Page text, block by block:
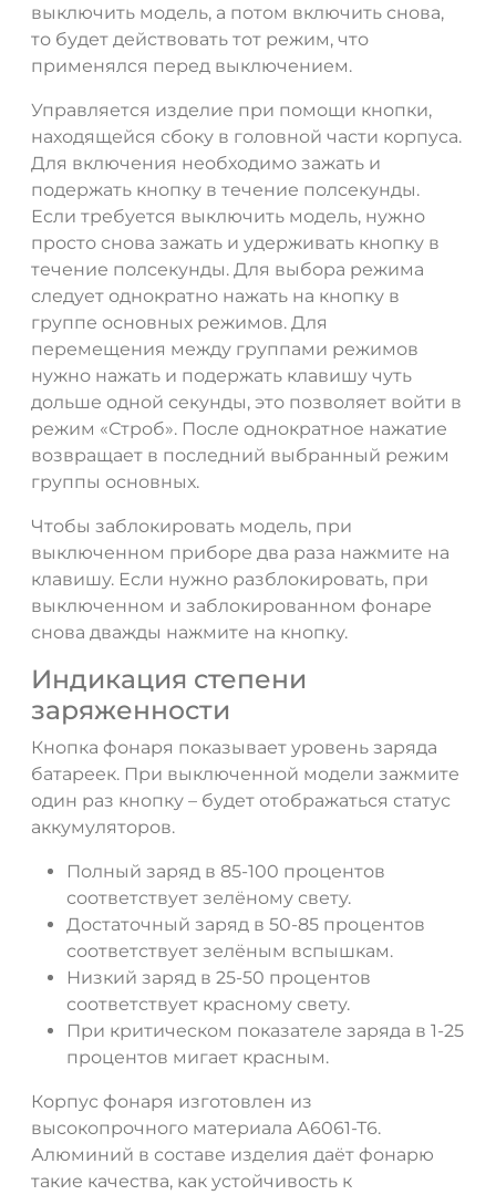
выключить модель, а потом включить снова,
то будет действовать тот режим, что
применялся перед выключением.
Управляется изделие при помощи кнопки,
находящейся сбоку в головной части корпуса.
Для включения необходимо зажать и
подержать кнопку в течение полсекунды.
Если требуется выключить модель, нужно
просто снова зажать и удерживать кнопку в
течение полсекунды. Для выбора режима
следует однократно нажать на кнопку в
группе основных режимов. Для
перемещения между группами режимов
нужно нажать и подержать клавишу чуть
дольше одной секунды, это позволяет войти в
режим «Строб». После однократное нажатие
возвращает в последний выбранный режим
группы основных.
Чтобы заблокировать модель, при
выключенном приборе два раза нажмите на
клавишу. Если нужно разблокировать, при
выключенном и заблокированном фонаре
снова дважды нажмите на кнопку.
Индикация степени
заряженности
Кнопка фонаря показывает уровень заряда
батареек. При выключенной модели зажмите
один раз кнопку – будет отображаться статус
аккумуляторов.
Полный заряд в 85-100 процентов
соответствует зелёному свету.
Достаточный заряд в 50-85 процентов
соответствует зелёным вспышкам.
Низкий заряд в 25-50 процентов
соответствует красному свету.
При критическом показателе заряда в 1-25
процентов мигает красным.
Корпус фонаря изготовлен из
высокопрочного материала А6061-Т6.
Алюминий в составе изделия даёт фонарю
такие качества, как устойчивость к